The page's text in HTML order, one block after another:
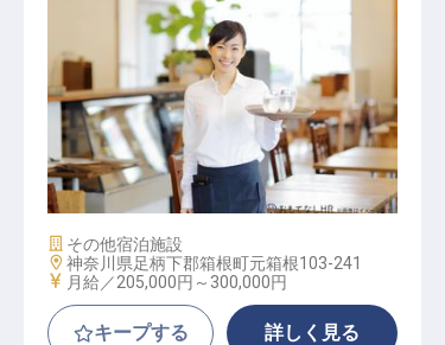
接客スタッフ【ホテル四季の館箱根
芦ノ湖】
施設業態
その他宿泊施設
勤務地
神奈川県足柄下郡箱根町元箱根103-241
給与
月給／205,000円～ 300,000円
キープする 詳しく見る